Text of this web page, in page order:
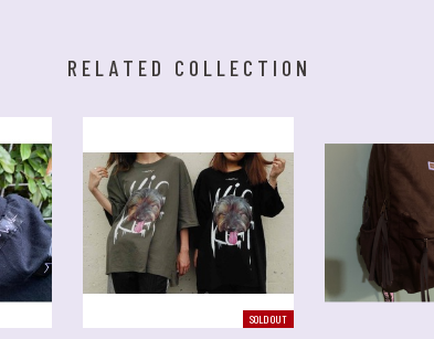
RELATED COLLECTION